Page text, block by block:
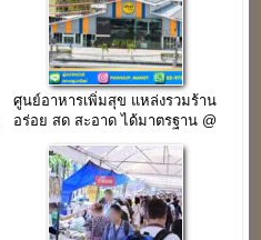
ศูนย์อาหารเพิ่มสุข แหล่งรวมร้าน
อร่อย สด สะอาด ได้มาตรฐาน @